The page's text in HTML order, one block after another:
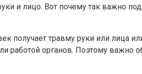
и лицо. Вот почему так важно
травму руки или лица
органов. Поэтому важно